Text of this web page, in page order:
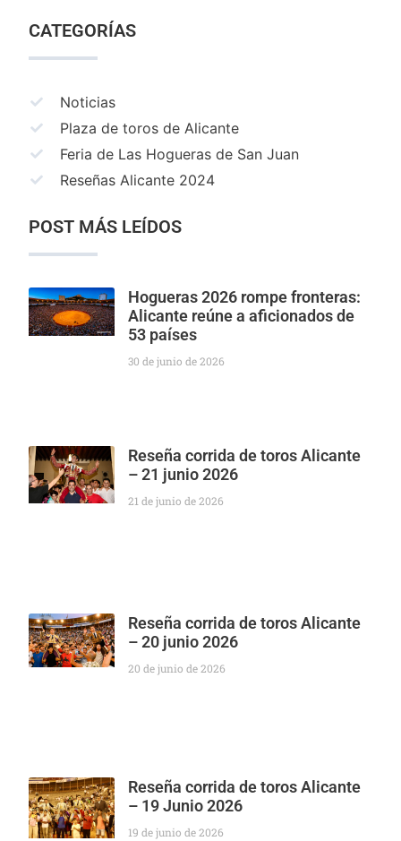
CATEGORÍAS
Noticias
Plaza de toros de Alicante
Feria de Las Hogueras de San Juan
Reseñas Alicante 2024
POST MÁS LEÍDOS
Hogueras 2026 rompe fronteras:
Alicante reúne a aficionados de
53 países
30 de junio de 2026
Reseña corrida de toros Alicante
– 21 junio 2026
21 de junio de 2026
Reseña corrida de toros Alicante
– 20 junio 2026
20 de junio de 2026
Reseña corrida de toros Alicante
– 19 Junio 2026
19 de junio de 2026